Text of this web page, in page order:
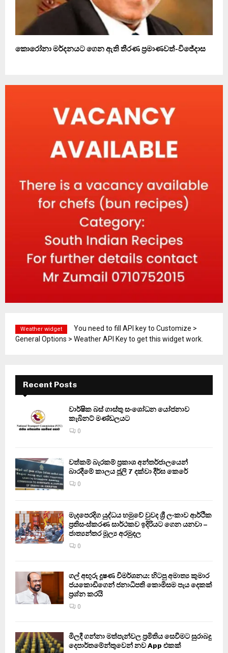
කොරෝනා මර්දනයට ගෙන ඇති තීරණ ප්‍රමාණවත්-විජේදාස
Weather widget
You need to fill API key to Customize >
General Options > Weather API Key to get this widget work.
Recent Posts
වාර්ෂික බස් ගාස්තු සංශෝධන යෝජනාව
කැබිනට් මණ්ඩලයට
0
වත්කම් බැරකම් ප්‍රකාශ අන්තර්ජාලයෙන්
බාරදීමේ කාලය ජූලි 7 දක්වා දීර්ඝ කෙරේ
0
මැදපෙරදිග යුද්ධය හමුවේ වුවද ශ්‍රී ලංකාව ආර්ථික
ප්‍රතිසංස්කරණ සාර්ථකව ඉදිරියට ගෙන යනවා –
ජාත්‍යන්තර මූල්‍ය අරමුදල
0
ගල් අඟුරු දූෂණ විමර්ශනය: හිටපු අමාත්‍ය කුමාර
ජයකොඩිගෙන් ජනාධිපති කොමිසම පැය දෙකක්
ප්‍රශ්න කරයි
0
මිලදී ගන්නා මත්පැන්වල ප්‍රමිතිය සෙවීමට සුරාබදු
දෙපාර්තමේන්තුවෙන් නව App එකක්